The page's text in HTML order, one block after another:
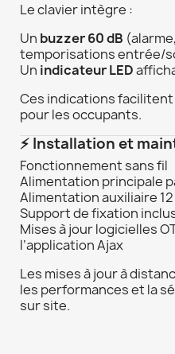
Le clavier intègre :
Un buzzer 60 dB
temporisations entrée/
Un indicateur LED
Ces indications
pour les occupants.
⚡ Installation et
Fonctionnement sans fil
Alimentation principale
Alimentation auxiliaire 12
Support de fixation
Mises à jour logicielles
l’application Ajax
Les mises à jour à
les performances et la
sur site.